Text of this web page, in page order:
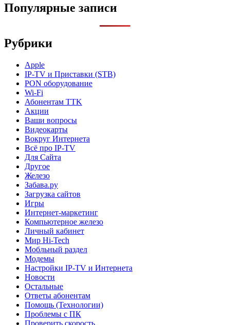
Популярные записи
Рубрики
Apple
IP-TV и Приставки (STB)
PON оборудование
Wi-Fi
Абонентам TTK
Акции
Ваши вопросы
Видеокарты
Вокруг Интернета
Всё про IP-TV
Для Сайта
Другое
Железо
Забава.ру
Загрузка сайтов
Игры
Интернет-маркетинг
Компьютерное железо
Личный кабинет
Мир Hi-Tech
Мобльный раздел
Модемы
Настройки IP-TV и Интернета
Новости
Остальные
Ответы абонентам
Помощь (Технологии)
Проблемы с ПК